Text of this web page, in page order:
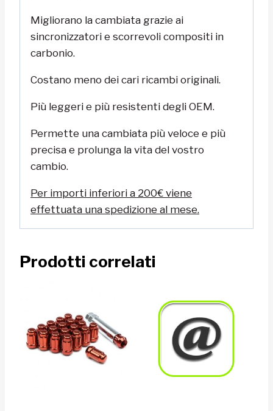
Migliorano la cambiata grazie ai
sincronizzatori e scorrevoli compositi in
carbonio.
Costano meno dei cari ricambi originali.
Più leggeri e più resistenti degli OEM.
Permette una cambiata più veloce e più
precisa e prolunga la vita del vostro
cambio.
Per importi inferiori a 200€ viene
effettuata una spedizione al mese.
Prodotti correlati